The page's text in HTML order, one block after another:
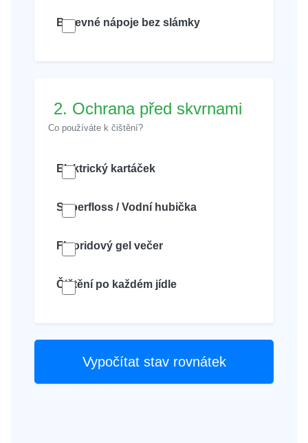
Barevné nápoje bez slámky
2. Ochrana před skvrnami
Co používáte k čištění?
Elektrický kartáček
Superfloss / Vodní hubička
Fluoridový gel večer
Čištění po každém jídle
Vypočítat stav rovnátek